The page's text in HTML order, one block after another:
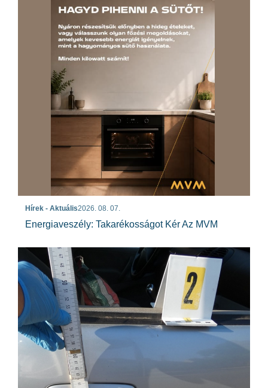
Hírek - Aktuális2026. 08. 07.
Energiaveszély: Takarékosságot Kér Az MVM